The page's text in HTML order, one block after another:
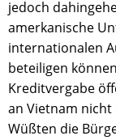
jedoch
amerkanische
internationalen
beteiligen
Kreditvergabe
an Vietnam
Wüßten die